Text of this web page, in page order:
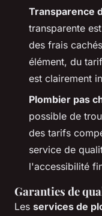
Transparence
transparente
des frais
élément, du
est clairement
Plombier pas
possible de
des tarifs
service de
l'accessibilité
Garanties de
Les services de